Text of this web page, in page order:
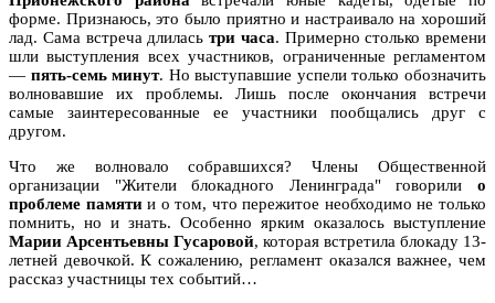
форме. Признаюсь, это было приятно и настраивало на хороший
лад. Сама встреча длилась три часа. Примерно столько времени
шли выступления всех участников, ограниченные регламентом
— пять-семь минут. Но выступавшие успели только обозначить
волновавшие их проблемы. Лишь после окончания встречи
самые заинтересованные ее участники пообщались друг с
другом.
Что же волновало собравшихся? Члены Общественной
организации "Жители блокадного Ленинграда" говорили о
проблеме памятии о том, что пережитое необходимо не только
помнить, но и знать. Особенно ярким оказалось выступление
Марии Арсентьевны Гусаровой, которая встретила блокаду 13-
летней девочкой. К сожалению, регламент оказался важнее, чем
рассказ участницы тех событий…